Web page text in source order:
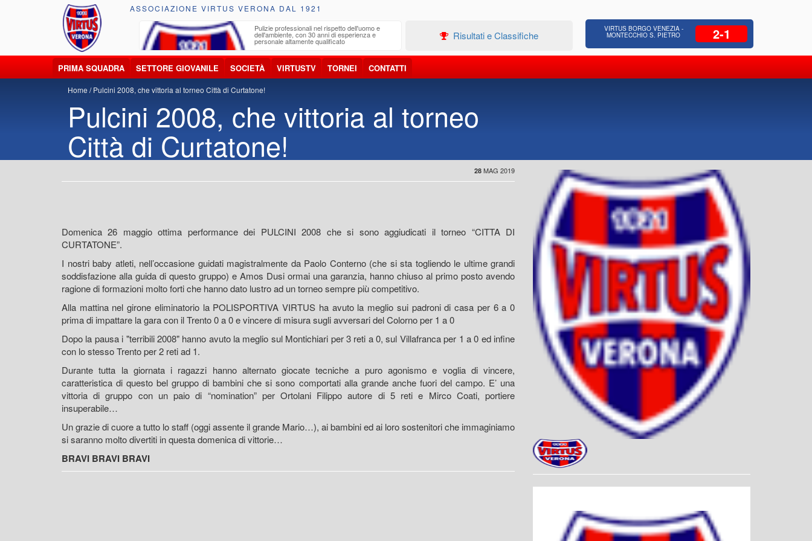
ASSOCIAZIONE VIRTUS VERONA DAL 1921
trasporto, smaltimento e recupero di Pulizie professionali nel rispetto dell'uomo e
dell'ambiente, con 30 anni di esperienza e
personale altamente qualificato
Edilizia Residenziale, Opere pubbliche,
Progettazione Strade, Opere idrauliche, Bonifica
Risultati e Classifiche
VIRTUS BORGO VENEZIA -
MONTECCHIO S. PIETRO 2-1
PRIMA SQUADRA SETTORE GIOVANILE SOCIETÀ VIRTUSTV TORNEI CONTATTI
Home Pulcini 2008, che vittoria al torneo Città di Curtatone!
Pulcini 2008, che vittoria al torneo
Città di Curtatone!
28 MAG 2019
Domenica 26 maggio ottima performance dei PULCINI 2008 che si sono aggiudicati il torneo “CITTA DI
CURTATONE”.
I nostri baby atleti, nell’occasione guidati magistralmente da Paolo Conterno (che si sta togliendo le ultime grandi
soddisfazione alla guida di questo gruppo) e Amos Dusi ormai una garanzia, hanno chiuso al primo posto avendo
ragione di formazioni molto forti che hanno dato lustro ad un torneo sempre più competitivo.
Alla mattina nel girone eliminatorio la POLISPORTIVA VIRTUS ha avuto la meglio sui padroni di casa per 6 a 0
prima di impattare la gara con il Trento 0 a 0 e vincere di misura sugli avversari del Colorno per 1 a 0
Dopo la pausa i "terribili 2008" hanno avuto la meglio sul Montichiari per 3 reti a 0, sul Villafranca per 1 a 0 ed infine
con lo stesso Trento per 2 reti ad 1.
Durante tutta la giornata i ragazzi hanno alternato giocate tecniche a puro agonismo e voglia di vincere,
caratteristica di questo bel gruppo di bambini che si sono comportati alla grande anche fuori del campo. E’ una
vittoria di gruppo con un paio di “nomination” per Ortolani Filippo autore di 5 reti e Mirco Coati, portiere
insuperabile…
Un grazie di cuore a tutto lo staff (oggi assente il grande Mario…), ai bambini ed ai loro sostenitori che immaginiamo
si saranno molto divertiti in questa domenica di vittorie…
BRAVI BRAVI BRAVI